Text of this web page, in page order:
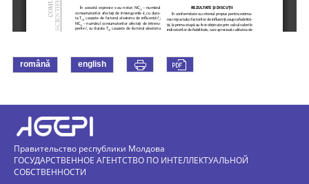
română english
Правительство республики Молдова
ГОСУДАРСТВЕННОЕ АГЕНТСТВО ПО ИНТЕЛЛЕКТУАЛЬНОЙ
СОБСТВЕННОСТИ